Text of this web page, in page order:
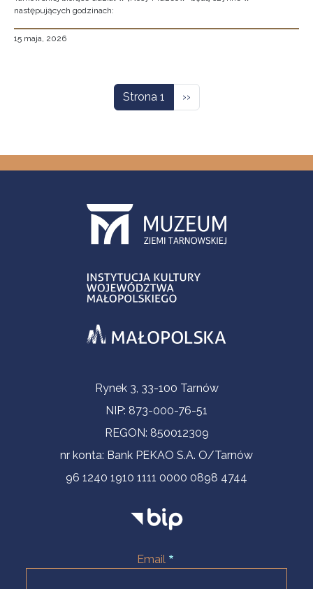
następujących godzinach:
15 maja, 2026
Strona 1 Następna strona
››
Informacje kontaktoweRynek 3, 33-100 Tarnów
NIP: 873-000-76-51
REGON: 850012309
nr konta: Bank PEKAO S.A. O/Tarnów
96 1240 1910 1111 0000 0898 4744
Email